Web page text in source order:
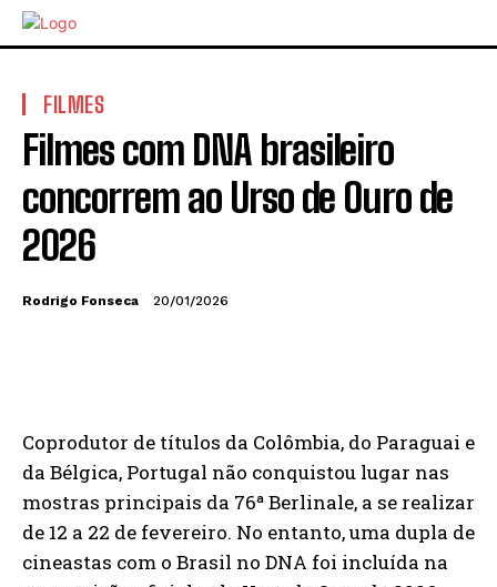
FILMES
Filmes com DNA brasileiro
concorrem ao Urso de Ouro de
2026
Rodrigo Fonseca 20/01/2026
Coprodutor de títulos da Colômbia, do Paraguai e
da Bélgica, Portugal não conquistou lugar nas
mostras principais da 76ª Berlinale, a se realizar
de 12 a 22 de fevereiro. No entanto, uma dupla de
cineastas com o Brasil no DNA foi incluída na